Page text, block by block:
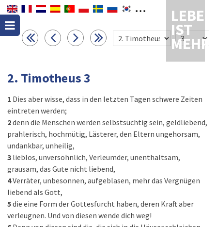
LEBEN
IST
MEHR
2. Timotheus 3
1 Dies aber wisse, dass in den letzten Tagen schwere Zeiten
eintreten werden;
2denn die Menschen werden selbstsüchtig sein, geldliebend,
prahlerisch, hochmütig, Lästerer, den Eltern ungehorsam,
undankbar, unheilig,
3 lieblos, unversöhnlich, Verleumder, unenthaltsam,
grausam, das Gute nicht liebend,
4Verräter, unbesonnen, aufgeblasen, mehr das Vergnügen
liebend als Gott,
5die eine Form der Gottesfurcht haben, deren Kraft aber
verleugnen. Und von diesen wende dich weg!